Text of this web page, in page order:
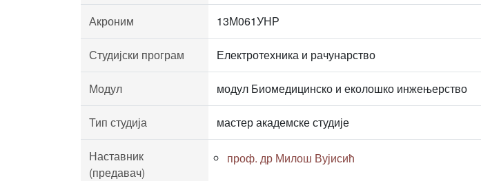
Акроним 13М061УНР
Студијски програм Електротехника и рачунарство
Модул модул Биомедицинско и еколошко инжењерство
Тип студија мастер академске студије
Наставник
(предавач)
проф. др Милош Вујисић